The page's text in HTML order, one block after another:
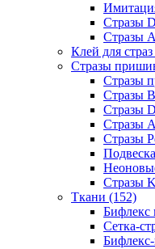
Стразы
Стразы
Клей для
Стразы
Стразы
Стразы
Стразы
Стразы
Стразы
Стразы
Ткани (152)
Бифлекс
Сетка-